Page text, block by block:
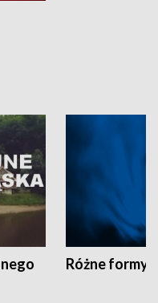
Różne formy